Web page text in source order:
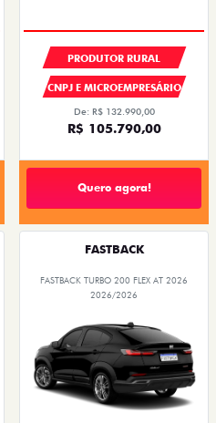
PRODUTOR RURAL
CNPJ E MICROEMPRESÁRIO
De: R$ 132.990,00
R$ 105.790,00
Quero agora!
FASTBACK
FASTBACK TURBO 200 FLEX AT 2026
2026/2026